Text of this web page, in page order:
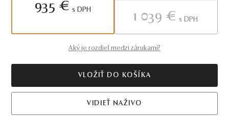
935 € S DPH
1 039 € S DPH
Aký je rozdiel medzi zárukami?
VLOŽIŤ DO KOŠÍKA
VIDIEŤ NAŽIVO